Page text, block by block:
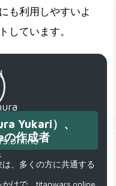
も利用しやすいよ
しています。
Yukari）、
作成者
、多くの方に共通する
けで、titanwars.online